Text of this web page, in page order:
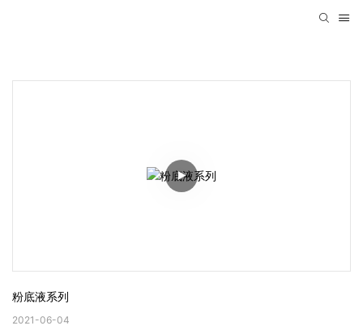
粉底液系列
2021-06-04